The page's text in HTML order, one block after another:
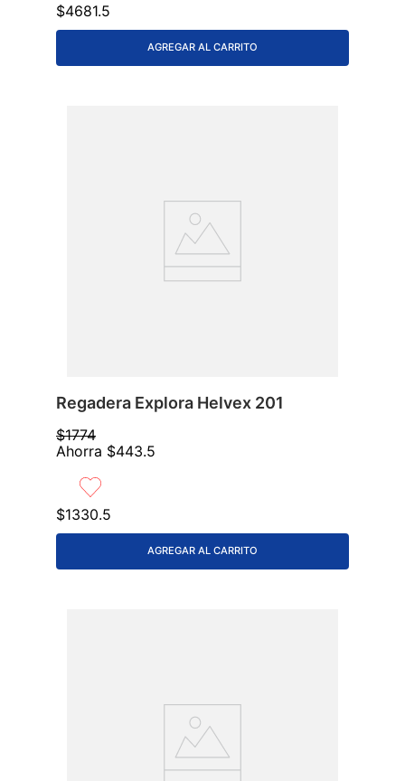
$4681.5
AGREGAR AL CARRITO
Regadera Explora Helvex 201
$1774
Ahorra $443.5
$1330.5
AGREGAR AL CARRITO